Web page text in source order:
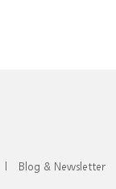
| Blog & Newsletter